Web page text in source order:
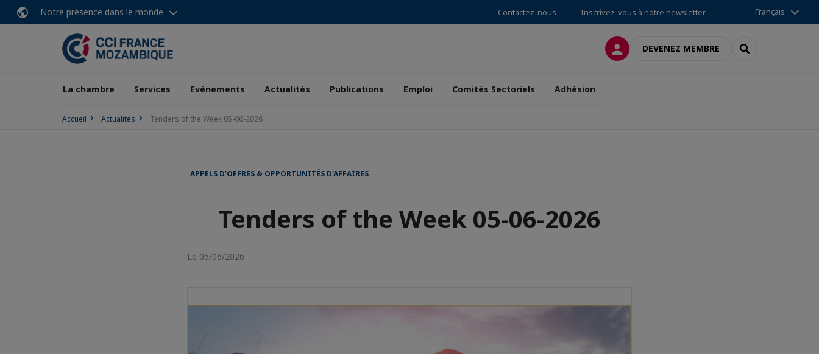
Notre présence dans le monde Contactez-nous Inscrivez-vous à notre newsletter Français
CONNEXIONDEVENEZ MEMBRE RECHERCHER
La chambre Services Evènements Actualités Publications Emploi Comités Sectoriels Adhésion
Accueil Actualités Tenders of the Week 05-06-2026
APPELS D’OFFRES & OPPORTUNITÉS D'AFFAIRES
Tenders of the Week 05-06-2026
Le 05/06/2026